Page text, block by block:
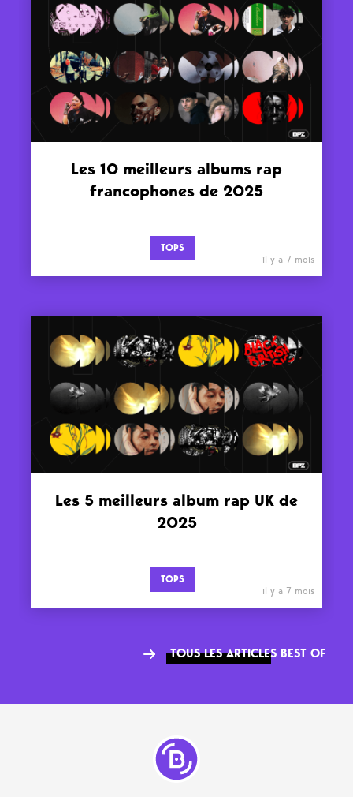
Les 10 meilleurs albums rap
francophones de 2025
TOPS
il y a 7 mois
Les 5 meilleurs album rap UK de
2025
TOPS
il y a 7 mois
TOUS LES ARTICLES BEST OF